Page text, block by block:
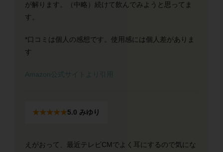
が解ります。（中略）続けて飲んでみようと思ってま
す。
*口コミは個人の感想です。使用感には個人差がありま
す
Amazon公式サイトより引用
★★★★★5.0 みゆり
えがおって、最近テレビCMでよく耳にするので気にな